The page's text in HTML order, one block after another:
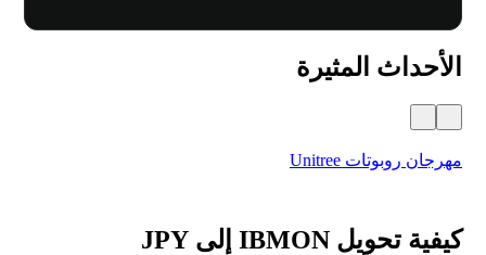
الأحداث المثيرة
مهرجان روبوتات Unitree
كيفية تحويل IBMON إلى JPY